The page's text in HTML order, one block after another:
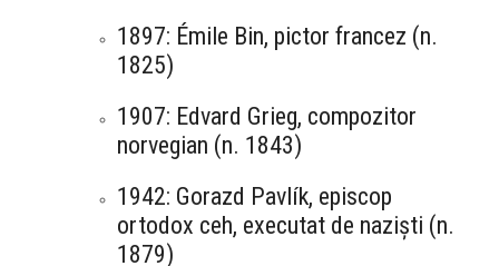
1897: Émile Bin, pictor francez (n.
1825)
1907: Edvard Grieg, compozitor
norvegian (n. 1843)
1942: Gorazd Pavlík, episcop
ortodox ceh, executat de naziști (n.
1879)